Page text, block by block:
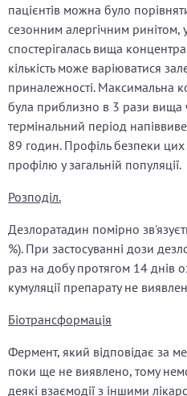
пацієнтів можна було
сезонним алергічним ринітом,
спостерігалась вища
кількість може варіюватися
приналежності. Максимальна
була приблизно в 3 рази вища
термінальний період
89 годин. Профіль безпеки цих
профілю у загальній популяції.
Розподіл.
Дезлоратадин помірно
%). При застосуванні дози
раз на добу протягом 14 днів
кумуляції препарату не
Біотрансформація
Фермент, який відповідає за
поки ще не виявлено, тому
деякі взаємодії з іншими